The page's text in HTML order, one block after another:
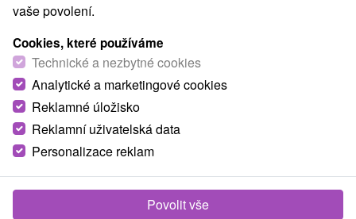
Nejoblíbenější pobyt Zdraví: Léčivá síla
Piešťan, bestseller mezi pobyty
Lázně Piešťany - sleva až do 25 % na termíny
Od 2 Nocí
All Inclusive, Polopenze
Tradiční regenerace s lékařskou konzultací,
vaše povolení.
Cookies, které používáme
Technické a nezbytné cookies
Analytické a marketingové cookies
Reklamné úložisko
Reklamní uživatelská data
Personalizace reklam
Povolit vše